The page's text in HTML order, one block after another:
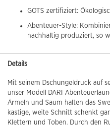
GOTS zertifiziert:
Abenteuer-Style:
nachhaltig produziert, so
Details
Mit seinem Dschungeldruck auf
unser Modell DARI
Ärmeln und Saum halten das
kastige, weite Schnitt schenkt
Klettern und Toben. Durch den